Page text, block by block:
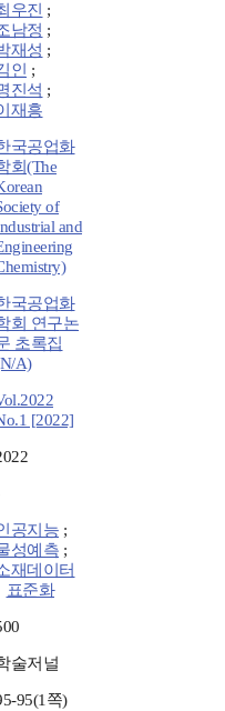
우진 ;
남정 ;
재성 ;
인 ;
진석 ;
재흥
국공업화
회(The
of
and
국공업화
회 연구논
초록집
A)
[2022]
공지능 ;
성예측 ;
재데이터
표준화
술저널
95(1쪽)